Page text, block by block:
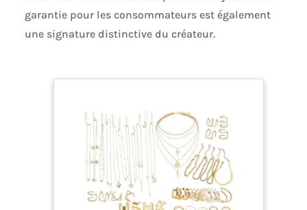
garantie pour les consommateurs est également
une signature distinctive du créateur.